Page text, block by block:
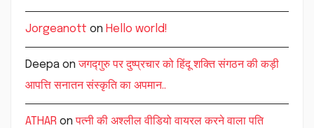
Jorgeanott on Hello world!
Deepa onजगद्गुरु पर दुष्प्रचार को हिंदू शक्ति संगठन की कड़ी
आपत्ति सनातन संस्कृति का अपमान..
ATHAR onपत्नी की अश्लील वीडियो वायरल करने वाला पति